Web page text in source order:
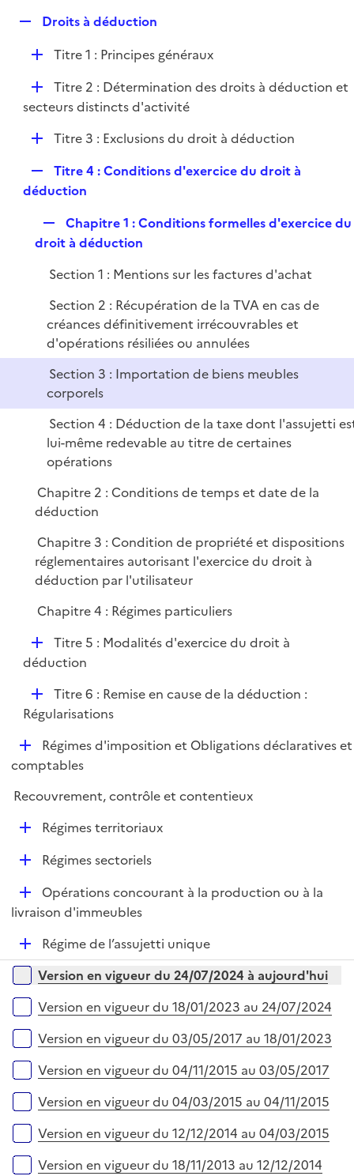
e
l
i
e
r
p
l
i
e
r
Droits à déduction
D
l
Titre 1 : Principes généraux
D
é
e
r
Titre 2 : Détermination des droits à déduction et
secteurs distincts d'activité
D
l
r
Titre 3 : Exclusions du droit à déduction
e
l
i
e
r
Titre 4 : Conditions d'exercice du droit à
déduction
e
l
e
Chapitre 1 : Conditions formelles d'exercice du
droit à déduction
Section 1 : Mentions sur les factures d'achat
Section 2 : Récupération de la TVA en cas de
créances définitivement irrécouvrables et
d'opérations résiliées ou annulées
Section 3 : Importation de biens meubles
corporels
Section 4 : Déduction de la taxe dont l'assujetti
lui-même redevable au titre de certaines
opérations
Chapitre 2 : Conditions de temps et date de la
déduction
Chapitre 3 : Condition de propriété et dispositions
réglementaires autorisant l'exercice du droit à
déduction par l'utilisateur
Chapitre 4 : Régimes particuliers
D
é
i
e
r
Titre 5 : Modalités d'exercice du droit à
déduction
D
é
l
i
r
Titre 6 : Remise en cause de la déduction :
Régularisations
D
é
l
Régimes d'imposition et Obligations déclaratives et
comptables
Recouvrement, contrôle et contentieux
D
e
Régimes territoriaux
D
l
r
Régimes sectoriels
D
é
e
r
Opérations concourant à la production ou à la
livraison d'immeubles
D
é
p
e
Régime de l’assujetti unique
Versions sur la période
Version en vigueur du 24/07/2024 à aujourd'hui
Version en vigueur du 18/01/2023 au 24/07/2024
Version en vigueur du 03/05/2017 au 18/01/2023
Version en vigueur du 04/11/2015 au 03/05/2017
Version en vigueur du 04/03/2015 au 04/11/2015
Version en vigueur du 12/12/2014 au 04/03/2015
Version en vigueur du 18/11/2013 au 12/12/2014